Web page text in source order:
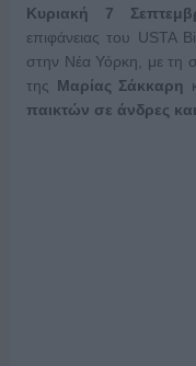
Κυριακή 7
επιφάνειας του
στην Νέα Υόρκη, με τη
της Μαρίας Σάκκαρη
παικτών σε άνδρες